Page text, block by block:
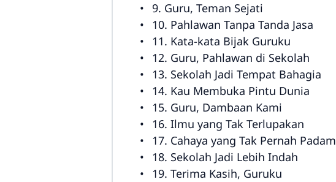
9. Guru, Teman Sejati
10. Pahlawan Tanpa Tanda Jasa
11. Kata-kata Bijak Guruku
12. Guru, Pahlawan di Sekolah
13. Sekolah Jadi Tempat Bahagia
14. Kau Membuka Pintu Dunia
15. Guru, Dambaan Kami
16. Ilmu yang Tak Terlupakan
17. Cahaya yang Tak Pernah Padam
18. Sekolah Jadi Lebih Indah
19. Terima Kasih, Guruku